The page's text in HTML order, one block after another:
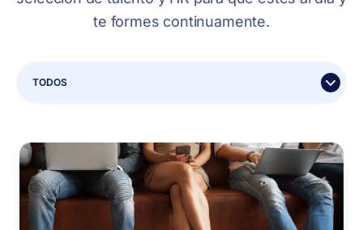
te formes continuamente.
TODOS